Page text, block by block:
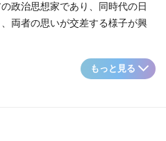
政治思想家であり、同時代の日
両者の思いが交差する様子が興
もっと見る